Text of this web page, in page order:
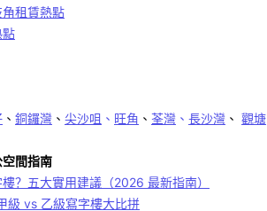
租賃熱點
點
、 銅鑼灣 、 尖沙咀 、 旺角 、 荃灣 、 長沙灣 、 觀塘
間指南
？五大實用建議（2026 最新指南）
級 vs 乙級寫字樓大比拼